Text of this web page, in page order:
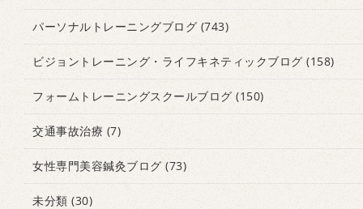
パーソナルトレーニングブログ (743)
ビジョントレーニング・ライフキネティックブログ (158)
フォームトレーニングスクールブログ (150)
交通事故治療 (7)
女性専門美容鍼灸ブログ (73)
未分類 (30)